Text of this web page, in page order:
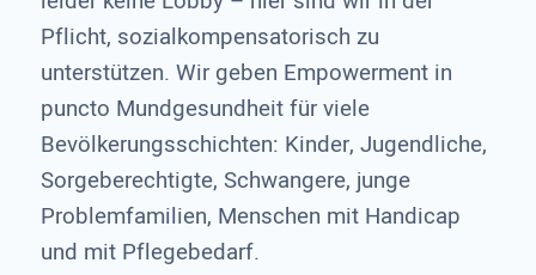
Pflicht, sozialkompensatorisch zu
unterstützen. Wir geben Empowerment in
puncto Mundgesundheit für viele
Bevölkerungsschichten: Kinder, Jugendliche,
Sorgeberechtigte, Schwangere, junge
Problemfamilien, Menschen mit Handicap
und mit Pflegebedarf.